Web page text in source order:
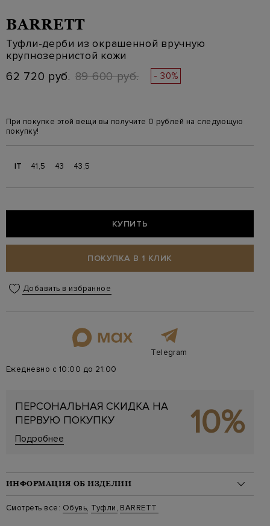
BARRETT
Туфли-дерби из окрашенной вручную
крупнозернистой кожи
62 720 руб. 89 600 руб. - 30%
При покупке этой вещи вы получите 0 рублей на следующую
покупку!
IT 41,5 43 43,5
КУПИТЬ
ПОКУПКА В 1 КЛИК
Добавить в избранное
Telegram
Ежедневно с 10:00 до 21:00
ПЕРСОНАЛЬНАЯ СКИДКА НА
ПЕРВУЮ ПОКУПКУ
Подробнее 10%
ИНФОРМАЦИЯ ОБ ИЗДЕЛИИ
Материал: кожа 100%
На модели: Размер 41
Смотреть все: Обувь, Туфли, BARRETT